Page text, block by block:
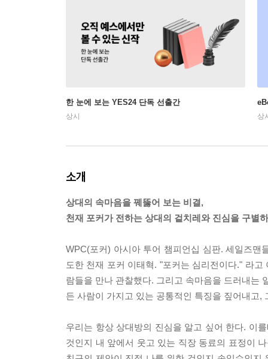
한 눈에 보는 YES24 단독 선출간
상시 상
소개
상대의 속마음을 꿰뚫어 보는 비결,
천재 포커가 전하는 상대의 겉치레와 진심을 구별
WPC(포커) 아시아 투어 챔피언십 심판. 세일즈맨
도한 천재 포커 이태혁. "포커는 심리전이다." 라
람들을 만나 관찰했다. 그리고 속마음을 드러내는
든 사람이 가지고 있는 공통적인 특징을 짚어내고
우리는 항상 상대방의 진심을 알고 싶어 한다. 이
것인지 내 앞에서 웃고 있는 직장 동료의 표정이